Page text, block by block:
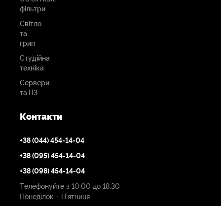
фільтри
Світло
та
грип
Студійна
техніка
Сервери
та ПЗ
Контакти
+38 (044) 454-14-04
+38 (095) 454-14-04
+38 (098) 454-14-04
Телефонуйте з 10:00 до 18:30
Понеділок – П'ятниця